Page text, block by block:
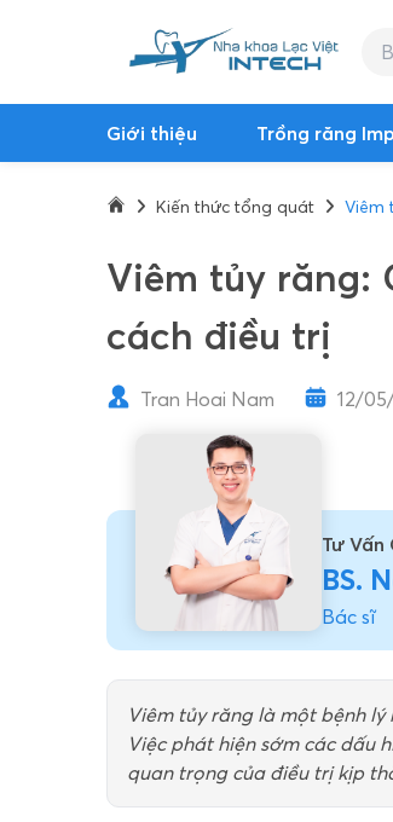
Giới thiệu Trồng răng
Kiến thức tổng quát Viêm
Viêm tủy răng:
cách điều trị
Tran Hoai Nam 12/
Tư Vấn
BS.
Bác sĩ
Viêm tủy răng là một bệnh
Việc phát hiện sớm các dấu
quan trọng của điều trị kịp